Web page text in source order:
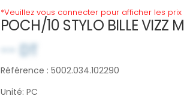
*Veuillez vous connecter pour afficher les prix
POCH/10 STYLO BILLE VIZZ M
-- DT
Référence : 5002.034.102290
Unité: PC